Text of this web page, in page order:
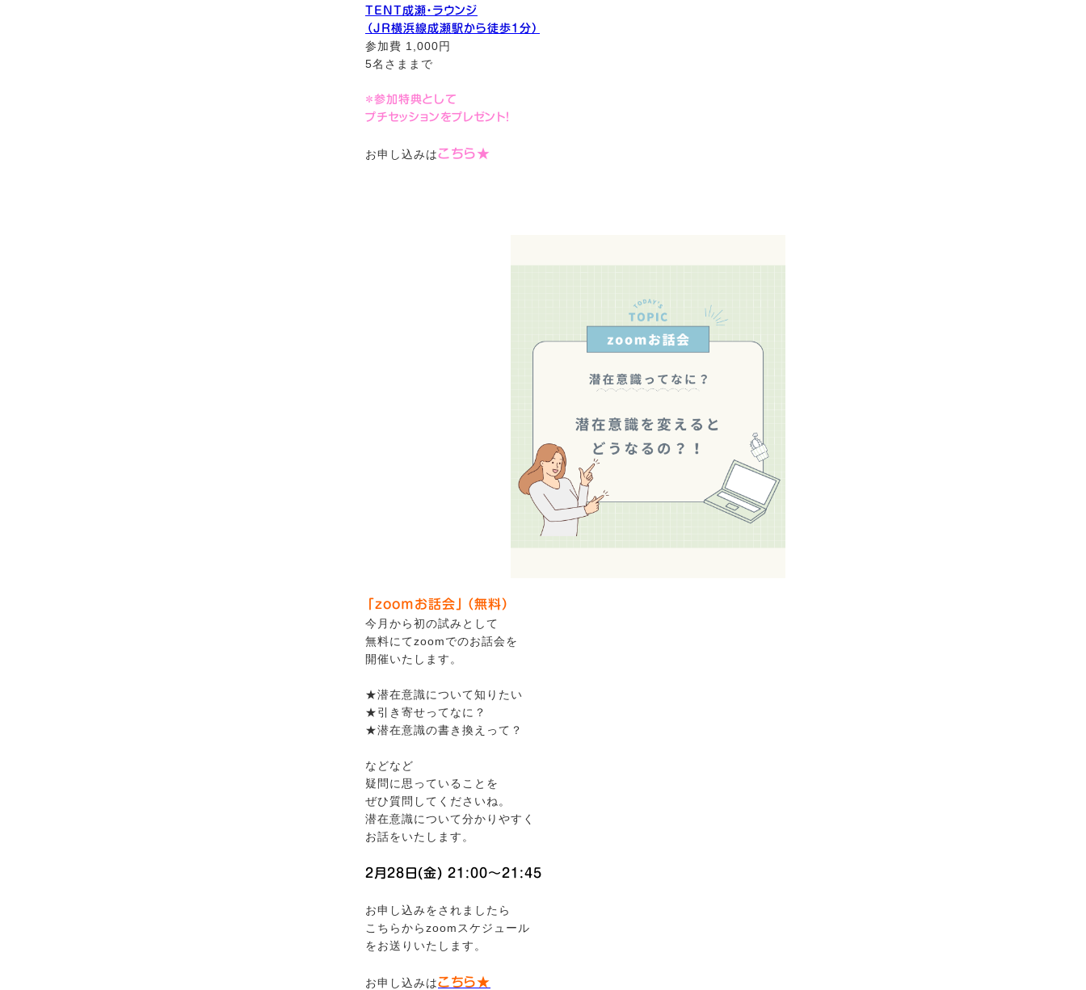
TENT成瀬・ラウンジ
（JR横浜線成瀬駅から徒歩1分）
参加費 1,000円
5名さままで
＊参加特典として
プチセッションをプレゼント！
お申し込みはこちら★
「zoomお話会」（無料）
今月から初の試みとして
無料にてzoomでのお話会を
開催いたします。
★潜在意識について知りたい
★引き寄せってなに？
★潜在意識の書き換えって？
などなど
疑問に思っていることを
ぜひ質問してくださいね。
潜在意識について分かりやすく
お話をいたします。
2月28日(金) 21:00〜21:45
お申し込みをされましたら
こちらからzoomスケジュール
をお送りいたします。
お申し込みはこちら★